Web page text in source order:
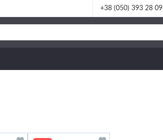
+38 (050) 393 28 09